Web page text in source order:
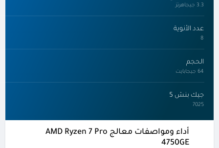
3.3 جيجاهرتز
عدد الأنوية
الحجم
64 جيجابايت
جيك بنش 5
7025
أداء ومواصفات معالج AMD Ryzen 7 Pro
4750GE